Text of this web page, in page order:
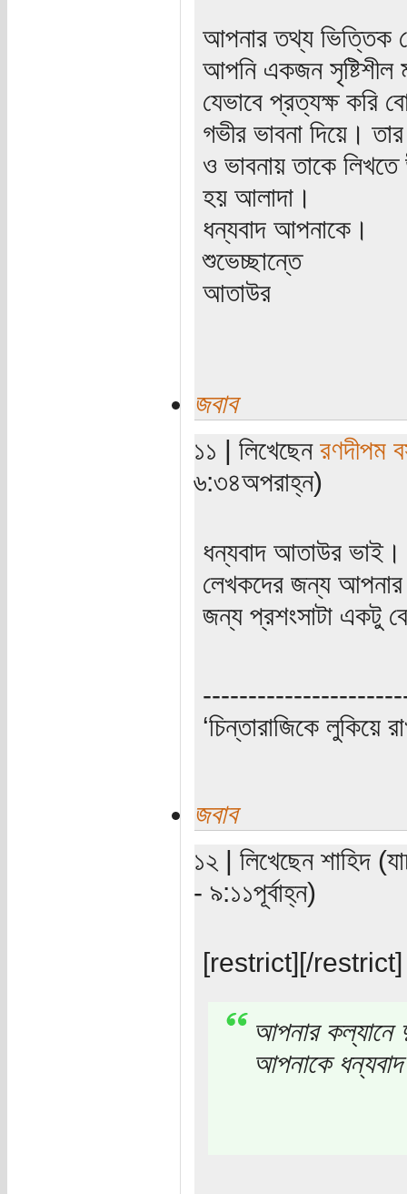
আপনার তথ্য ভিত্তিক
আপনি একজন সৃষ্টিশীল
যেভাবে প্রত্যক্ষ করি
গভীর ভাবনা দিয়ে।
ও ভাবনায় তাকে
হয় আলাদা।
ধন্যবাদ আপনাকে।
শুভেচ্ছান্তে
আতাউর
জবাব
১১ | লিখেছেনরণদীপম
৬:৩৪অপরাহ্ন)
ধন্যবাদ আতাউর ভাই।
লেখকদের জন্য
জন্য প্রশংসাটা একটু
‘চিন্তারাজিকে লুকিয়ে
জবাব
১২ | লিখেছেন শাহিদ
- ৯:১১পূর্বাহ্ন)
[restrict][/restrict]
আপনার কল্যানে
আপনাকে